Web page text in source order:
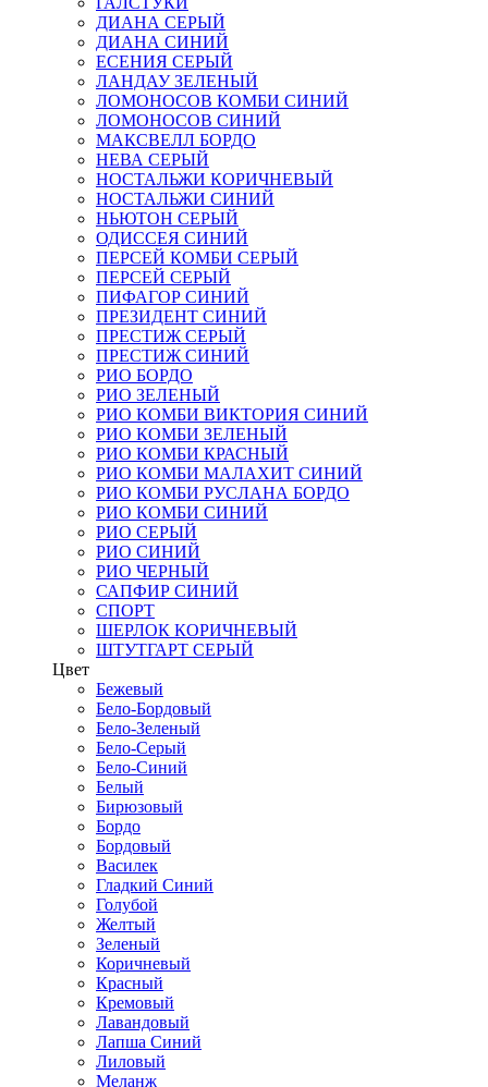
ДИАНА СЕРЫЙ
ДИАНА СИНИЙ
ЕСЕНИЯ СЕРЫЙ
ЛАНДАУ ЗЕЛЕНЫЙ
ЛОМОНОСОВ КОМБИ СИНИЙ
ЛОМОНОСОВ СИНИЙ
МАКСВЕЛЛ БОРДО
НЕВА СЕРЫЙ
НОСТАЛЬЖИ КОРИЧНЕВЫЙ
НОСТАЛЬЖИ СИНИЙ
НЬЮТОН СЕРЫЙ
ОДИССЕЯ СИНИЙ
ПЕРСЕЙ КОМБИ СЕРЫЙ
ПЕРСЕЙ СЕРЫЙ
ПИФАГОР СИНИЙ
ПРЕЗИДЕНТ СИНИЙ
ПРЕСТИЖ СЕРЫЙ
ПРЕСТИЖ СИНИЙ
РИО БОРДО
РИО ЗЕЛЕНЫЙ
РИО КОМБИ ВИКТОРИЯ СИНИЙ
РИО КОМБИ ЗЕЛЕНЫЙ
РИО КОМБИ КРАСНЫЙ
РИО КОМБИ МАЛАХИТ СИНИЙ
РИО КОМБИ РУСЛАНА БОРДО
РИО КОМБИ СИНИЙ
РИО СЕРЫЙ
РИО СИНИЙ
РИО ЧЕРНЫЙ
САПФИР СИНИЙ
СПОРТ
ШЕРЛОК КОРИЧНЕВЫЙ
ШТУТГАРТ СЕРЫЙ
Цвет
Бежевый
Бело-Бордовый
Бело-Зеленый
Бело-Серый
Бело-Синий
Белый
Бирюзовый
Бордо
Бордовый
Василек
Гладкий Синий
Голубой
Желтый
Зеленый
Коричневый
Красный
Кремовый
Лавандовый
Лапша Синий
Лиловый
Меланж